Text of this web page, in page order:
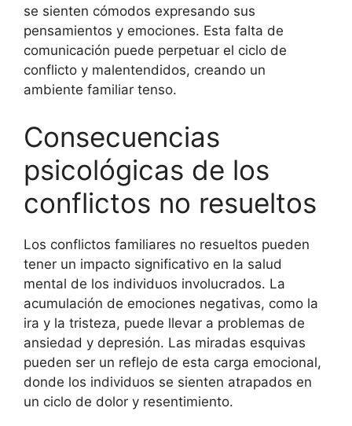
se sienten cómodos expresando sus
pensamientos y emociones. Esta falta de
comunicación puede perpetuar el ciclo de
conflicto y malentendidos, creando un
ambiente familiar tenso.
Consecuencias
psicológicas de los
conflictos no resueltos
Los conflictos familiares no resueltos pueden
tener un impacto significativo en la salud
mental de los individuos involucrados. La
acumulación de emociones negativas, como la
ira y la tristeza, puede llevar a problemas de
ansiedad y depresión. Las miradas esquivas
pueden ser un reflejo de esta carga emocional,
donde los individuos se sienten atrapados en
un ciclo de dolor y resentimiento.